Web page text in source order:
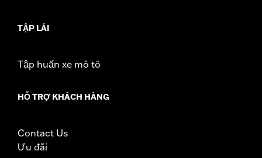
WARRANTY:
serious injury.
trailering may cause the cover to tear, possibly causing
TẬP LÁI
Tập huấn xe mô tô
HỖ TRỢ KHÁCH HÀNG
Contact Us
Ưu đãi